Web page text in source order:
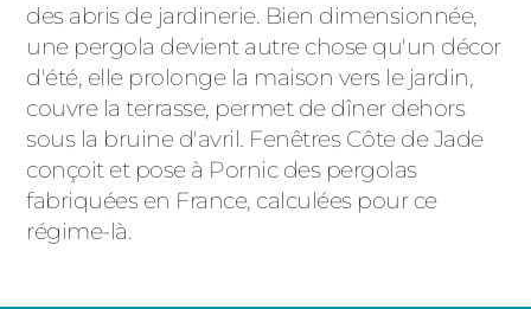
des abris de jardinerie. Bien dimensionnée,
une pergola devient autre chose qu'un décor
d'été, elle prolonge la maison vers le jardin,
couvre la terrasse, permet de dîner dehors
sous la bruine d'avril. Fenêtres Côte de Jade
conçoit et pose à Pornic des pergolas
fabriquées en France, calculées pour ce
régime-là.